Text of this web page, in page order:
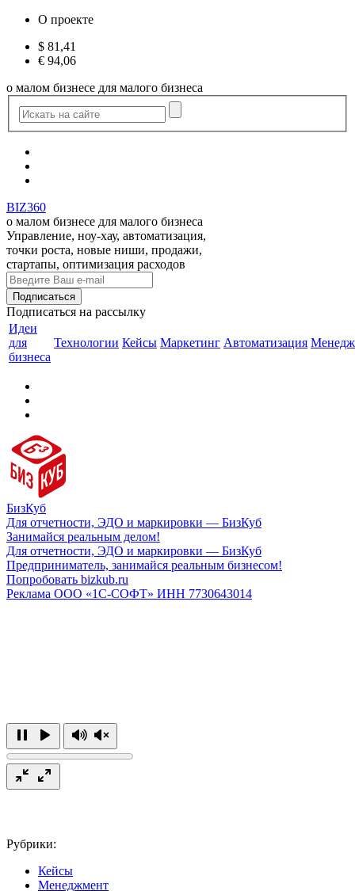
О проекте
$ 81,41
€ 94,06
о малом бизнесе для малого бизнеса
BIZ360
о малом бизнесе для малого бизнеса
Управление, ноу-хау, автоматизация,
точки роста, новые ниши, продажи,
стартапы, оптимизация расходов
Подписаться на рассылку
Идеи
для
бизнеса
Технологии Кейсы Маркетинг Автоматизация
БизКуб
Для отчетности, ЭДО и маркировки — БизКуб
Занимайся реальным делом!
Для отчетности, ЭДО и маркировки — БизКуб
Предприниматель, занимайся реальным бизнесом!
Попробовать bizkub.ru
Реклама ООО «1С-СОФТ» ИНН 7730643014
Рубрики:
Кейсы
Менеджмент